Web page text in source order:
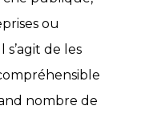
ou
s’agit de les
nombre de